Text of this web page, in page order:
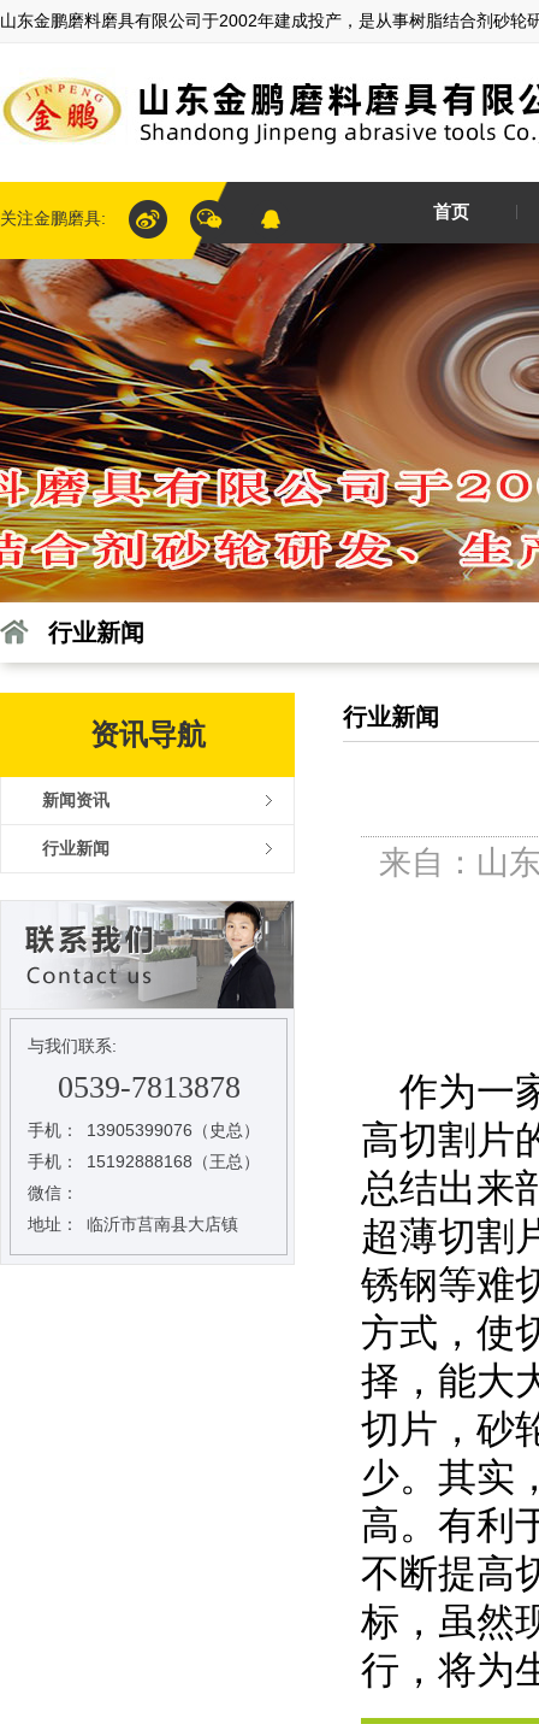
山东金鹏磨料磨具有限公司于2002年建成投产，是从事树脂结合剂砂轮
关注金鹏磨具: 首页
行业新闻
资讯导航
新闻资讯
行业新闻
与我们联系:
0539-7813878
手机：
13905399076（史总）
手机：
15192888168（王总）
微信：
地址：
临沂市莒南县大店镇
行业新闻
来自：山
作为一
高切割片
总结出来
超薄切割
锈钢等难
方式，使
择，能大
切片，砂
少。其实
高。有利
不断提高
标，虽然
行，将为